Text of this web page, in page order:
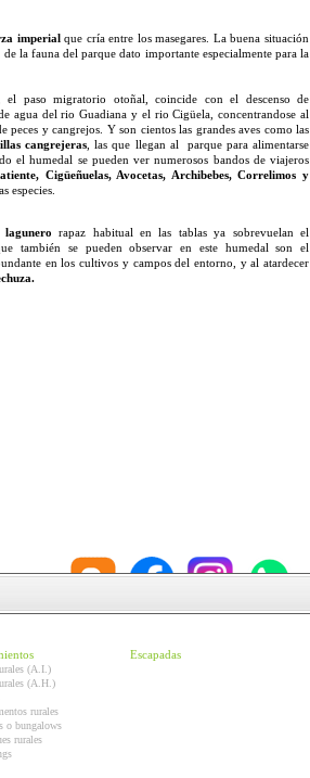
imperialque cría entre los masegares. La buena situación
la fauna del parque dato importante especialmente para la
el paso migratorio otoñal, coincide con el descenso de
agua del rio Guadiana y el rio Cigüela, concentrandose al
y cangrejos. Y son cientos las grandes aves como las
cangrejeras , las que llegan al parque para alimentarse
el humedal se pueden ver numerosos bandos de viajeros
Cigüeñuelas, Avocetas, Archibebes, Correlimos y
especies.
lagunerorapaz habitual en las tablas ya sobrevuelan el
también se pueden observar en este humedal son el
en los cultivos y campos del entorno, y al atardecer
(A.I.)
(A.H.)
rurales
o bungalows
rurales
Escapadas